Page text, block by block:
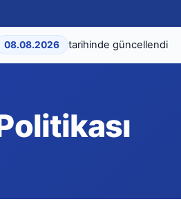
08.08.2026 tarihinde güncellendi